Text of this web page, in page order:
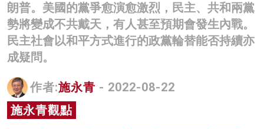
科技
影片
名家榜
灼見活動
關於我們
朗普。美國的黨爭愈演愈激烈，民主、共和兩黨
勢將變成不共戴天，有人甚至預期會發生內戰。
民主社會以和平方式進行的政黨輪替能否持續亦
成疑問。
作者:施永青 - 2022-08-22
施永青觀點